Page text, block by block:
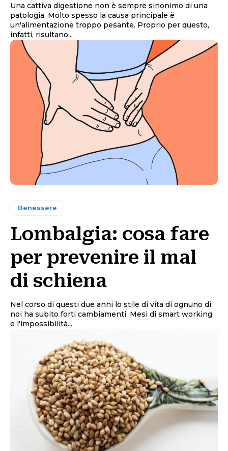
Una cattiva digestione non è sempre sinonimo di una
patologia. Molto spesso la causa principale è
un'alimentazione troppo pesante. Proprio per questo,
infatti, risultano...
Benessere
Lombalgia: cosa fare
per prevenire il mal
di schiena
Nel corso di questi due anni lo stile di vita di ognuno di
noi ha subito forti cambiamenti. Mesi di smart working
e l'impossibilità...